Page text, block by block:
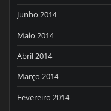
Junho 2014
Maio 2014
Abril 2014
Março 2014
Fevereiro 2014